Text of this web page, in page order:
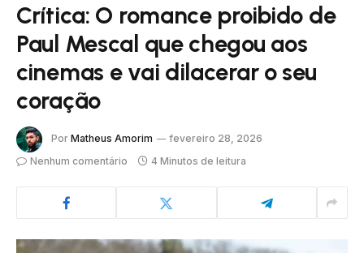
Crítica: O romance proibido de
Paul Mescal que chegou aos
cinemas e vai dilacerar o seu
coração
Por Matheus Amorim
fevereiro 28, 2026
Nenhum comentário
4 Minutos de leitura